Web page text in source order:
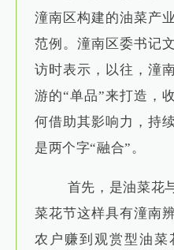
潼南区构建的油菜产
范例。潼南区委书记
访时表示，以往，潼
游的“单品”来打造，
何借助其影响力，持
是两个字“融合”。
首先，是油菜花
菜花节这样具有潼南
农户赚到观赏型油菜